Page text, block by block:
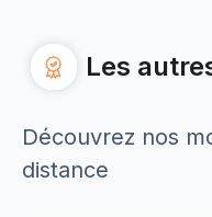
Les
Découvrez nos
distance